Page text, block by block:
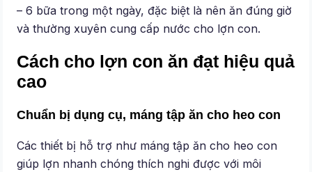
– 6 bữa trong một ngày, đặc biệt là nên ăn đúng giờ
và thường xuyên cung cấp nước cho lợn con.
Cách cho lợn con ăn đạt hiệu quả
cao
Chuẩn bị dụng cụ, máng tập ăn cho heo con
Các thiết bị hỗ trợ như máng tập ăn cho heo con
giúp lợn nhanh chóng thích nghi được với môi